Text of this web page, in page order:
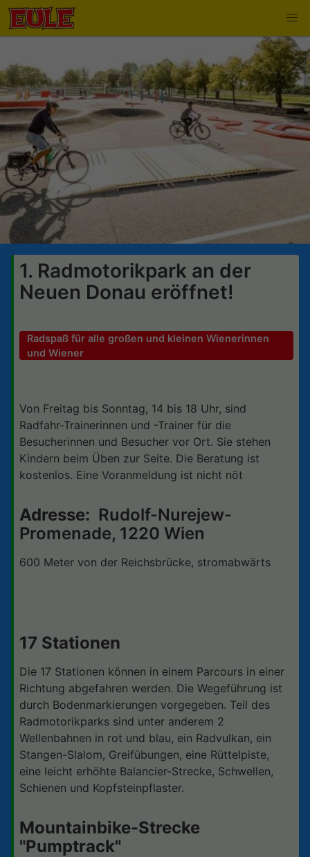
1. Radmotorikpark an der
Neuen Donau eröffnet!
Radspaß für alle großen und kleinen Wienerinnen
und Wiener
Von Freitag bis Sonntag, 14 bis 18 Uhr, sind
Radfahr-Trainerinnen und -Trainer für die
Besucherinnen und Besucher vor Ort. Sie stehen
Kindern beim Üben zur Seite. Die Beratung ist
kostenlos. Eine Voranmeldung ist nicht nöt
Adresse: Rudolf-Nurejew-
Promenade, 1220 Wien
600 Meter von der Reichsbrücke, stromabwärts
17 Stationen
Die 17 Stationen können in einem Parcours in einer
Richtung abgefahren werden. Die Wegeführung ist
durch Bodenmarkierungen vorgegeben. Teil des
Radmotorikparks sind unter anderem 2
Wellenbahnen in rot und blau, ein Radvulkan, ein
Stangen-Slalom, Greifübungen, eine Rüttelpiste,
eine leicht erhöhte Balancier-Strecke, Schwellen,
Schienen und Kopfsteinpflaster.
Mountainbike-Strecke
"Pumptrack"